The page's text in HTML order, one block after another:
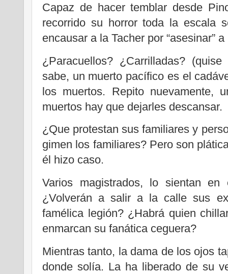
Capaz de hacer temblar desde
recorrido su horror toda la escala
encausar a la Tacher por “asesinar”
¿Paracuellos? ¿Carrilladas?
sabe, un muerto pacífico es el
los muertos. Repito nuevamente,
muertos hay que dejarles descansar.
¿Que protestan sus familiares y
gimen los familiares? Pero son
él hizo caso.
Varios magistrados, lo sientan
¿Volverán a salir a la calle sus
famélica legión? ¿Habrá quien
enmarcan su fanática ceguera?
Mientras tanto, la dama de los ojos
donde solía. La ha liberado de su